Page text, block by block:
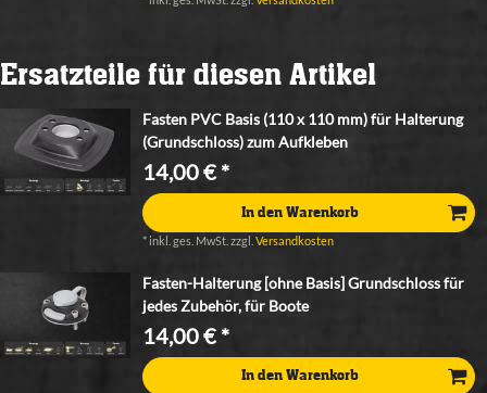
Ersatzteile für diesen Artikel
Fasten PVC Basis (110 x 110 mm) für Halterung
(Grundschloss) zum Aufkleben
14,00 € *
In den Warenkorb
* inkl. ges. MwSt. zzgl.Versandkosten
Fasten-Halterung [ohne Basis] Grundschloss für
jedes Zubehör, für Boote
14,00 € *
In den Warenkorb